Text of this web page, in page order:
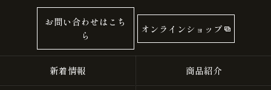
お問い合わせはこち
ら
オンラインショップ
新着情報 商品紹介